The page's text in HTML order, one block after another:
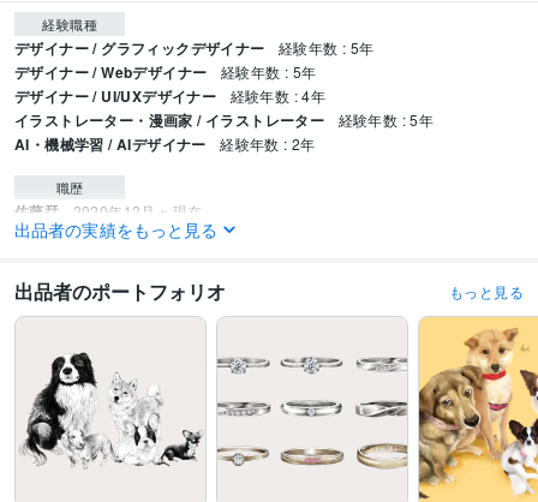
経験職種
デザイナー / グラフィックデザイナー 経験年数 : 5年
デザイナー / Webデザイナー 経験年数 : 5年
デザイナー / UI/UXデザイナー 経験年数 : 4年
イラストレーター・漫画家 / イラストレーター 経験年数 : 5年
AI・機械学習 / AIデザイナー 経験年数 : 2年
職歴
佐藤栞 2020年12月 ~ 現在
株式会社ＳＰＩＣＥ ＣＵＢＥ
受賞歴
北海道芸術高等学校主催 中学生芸術グランプリ2013 金賞
THE HOKUGEI
GRANDPRIX　 準グランプリ
高校生イラストコンテスト2016 佳作
THE
HOKUGEI GRANDPRIX　優秀賞
ぽっぴいはっぴいきたまちフェスティバ
ル」コンペ  最優秀賞
北海道芸術デザイン専門学校卒業制作展　優秀賞 20
19第11回道展U21入選
資格・検定
色彩検定3級 取得年 : 2015年
出品者の実績をもっと見る
出品者のポートフォリオ もっと見る